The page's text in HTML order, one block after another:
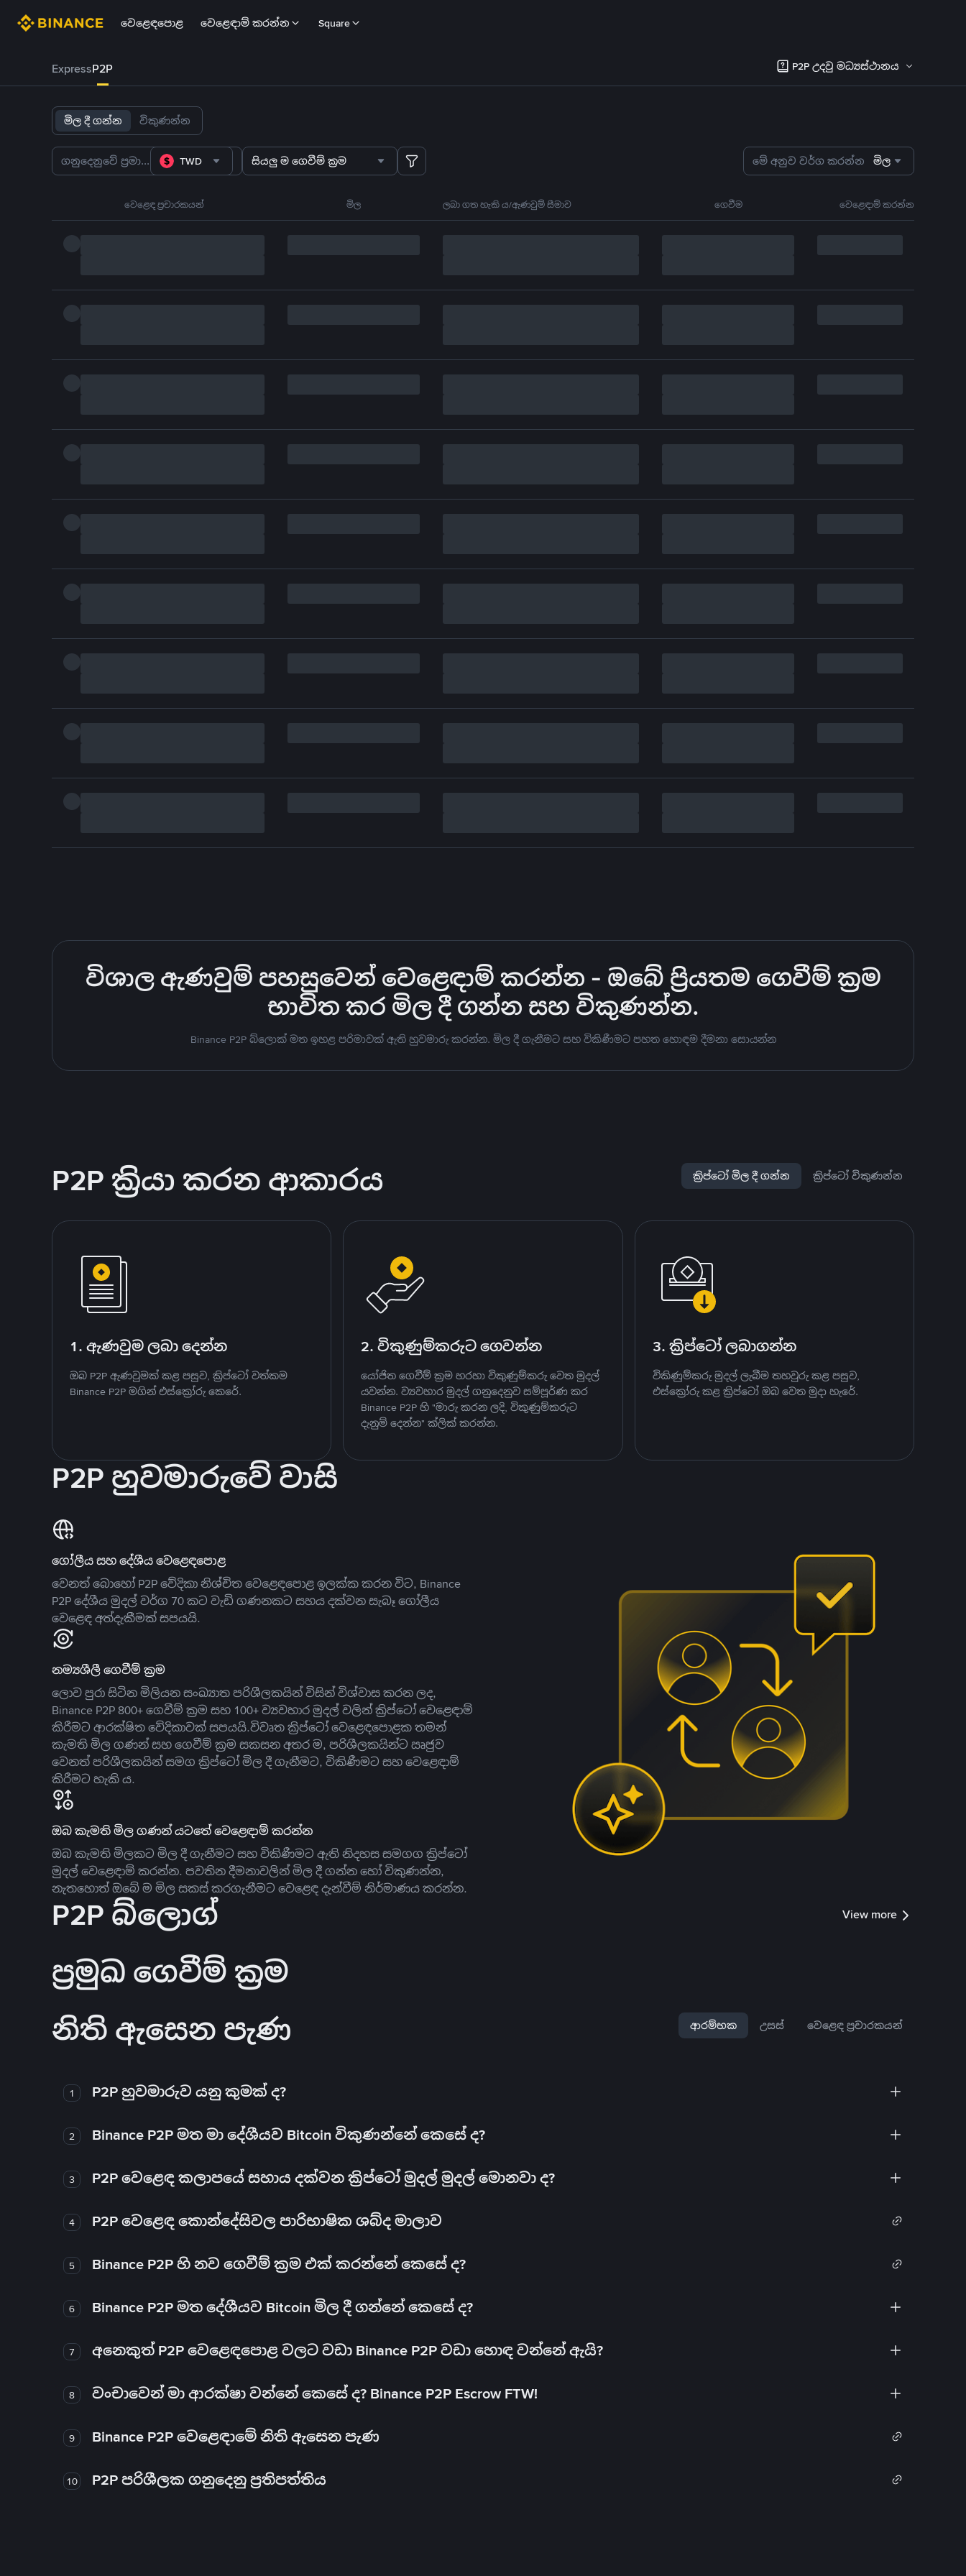
වෙළෙඳපොළ වෙළෙඳාම් කරන්න Square
ExpressP2P P2P උදවු මධ්‍යස්ථානය
මිල දී ගන්න විකුණන්න
TWD සියලු ම ගෙවීම් ක්‍රම මේ අනුව වර්ග කරන්න මිල
වෙළෙඳ ප්‍රචාරකයන් මිල ලබා ගත හැකි ය/ඇණවුම් සීමාව ගෙවීම වෙළෙඳාම් කරන්න
විශාල ඇණවුම් පහසුවෙන් වෙළෙඳාම් කරන්න - ඔබේ ප්‍රියතම ගෙවීම් ක්‍රම
භාවිත කර මිල දී ගන්න සහ විකුණන්න.
Binance P2P බ්ලොක් මත ඉහළ පරිමාවක් ඇති හුවමාරු කරන්න. මිල දී ගැනීමට සහ විකිණීමට පහත හොඳම දීමනා සොයන්න
P2P ක්‍රියා කරන ආකාරය ක්‍රිප්ටෝ මිල දී ගන්න ක්‍රිප්ටෝ විකුණන්න
1. ඇණවුම ලබා දෙන්න
ඔබ P2P ඇණවුමක් කළ පසුව, ක්‍රිප්ටෝ වත්කම
Binance P2P මගින් එස්ක්‍රෝරු කෙරේ.
2. විකුණුම්කරුට ගෙවන්න
යෝජිත ගෙවීම් ක්‍රම හරහා විකුණුම්කරු වෙත මුදල්
යවන්න. ව්‍යවහාර මුදල් ගනුදෙනුව සම්පූර්ණ කර
Binance P2P හි "මාරු කරන ලදි, විකුණුම්කරුට
දැනුම් දෙන්න" ක්ලික් කරන්න.
3. ක්‍රිප්ටෝ ලබාගන්න
විකිණුම්කරු මුදල් ලැබීම තහවුරු කළ පසුව,
එස්ක්‍රෝරු කළ ක්‍රිප්ටෝ ඔබ වෙත මුදා හැරේ.
P2P හුවමාරුවේ වාසි
ගෝලීය සහ දේශීය වෙළෙඳපොළ
වෙනත් බොහෝ P2P වේදිකා නිශ්චිත වෙළෙඳපොළ ඉලක්ක කරන විට, Binance
P2P දේශීය මුදල් වර්ග 70 කට වැඩි ගණනකට සහය දක්වන සැබෑ ගෝලීය
වෙළෙඳ අත්දැකීමක් සපයයි.
නම්‍යශීලී ගෙවීම් ක්‍රම
ලොව පුරා සිටින මිලියන සංඛ්‍යාත පරිශීලකයින් විසින් විශ්වාස කරන ලද,
Binance P2P 800+ ගෙවීම් ක්‍රම සහ 100+ ව්‍යවහාර මුදල් වලින් ක්‍රිප්ටෝ වෙළෙඳාම්
කිරීමට ආරක්ෂිත වේදිකාවක් සපයයි.විවෘත ක්‍රිප්ටෝ වෙළෙඳපොළක තමන්
කැමති මිල ගණන් සහ ගෙවීම් ක්‍රම සකසන අතර ම, පරිශීලකයින්ට ඍජුව
වෙනත් පරිශීලකයින් සමග ක්‍රිප්ටෝ මිල දී ගැනීමට, විකිණීමට සහ වෙළෙඳාම්
කිරීමට හැකි ය.
ඔබ කැමති මිල ගණන් යටතේ වෙළෙඳාම් කරන්න
ඔබ කැමති මිලකට මිල දී ගැනීමට සහ විකිණීමට ඇති නිදහස සමගග ක්‍රිප්ටෝ
මුදල් වෙළෙඳාම් කරන්න. පවතින දීමනාවලින් මිල දී ගන්න හෝ විකුණන්න,
නැතහොත් ඔබේ ම මිල සකස් කරගැනීමට වෙළෙඳ දැන්වීම් නිර්මාණය කරන්න.
P2P බ්ලොග් View more
ප්‍රමුඛ ගෙවීම් ක්‍රම
නිති ඇසෙන පැණ
ආරම්භක උසස් වෙළෙඳ ප්‍රචාරකයන්
1 P2P හුවමාරුව යනු කුමක් ද?
2 Binance P2P මත මා දේශීයව Bitcoin විකුණන්නේ කෙසේ ද?
3 P2P වෙළෙඳ කලාපයේ සහාය දක්වන ක්‍රිප්ටෝ මුදල් මුදල් මොනවා ද?
4 P2P වෙළෙඳ කොන්දේසිවල පාරිභාෂික ශබ්ද මාලාව
5 Binance P2P හි නව ගෙවීම් ක්‍රම එක් කරන්නේ කෙසේ ද?
6 Binance P2P මත දේශීයව Bitcoin මිල දී ගන්නේ කෙසේ ද?
7 අනෙකුත් P2P වෙළෙඳපොළ වලට වඩා Binance P2P වඩා හොඳ වන්නේ ඇයි?
8 වංචාවෙන් මා ආරක්ෂා වන්නේ කෙසේ ද? Binance P2P Escrow FTW!
9 Binance P2P වෙළෙඳාමේ නිති ඇසෙන පැණ
10 P2P පරිශීලක ගනුදෙනු ප්‍රතිපත්තිය